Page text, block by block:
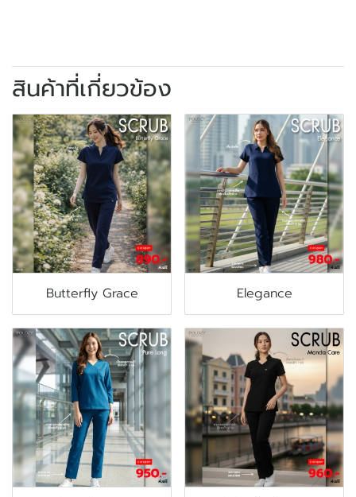
สินค้าที่เกี่ยวข้อง
Butterfly Grace Elegance